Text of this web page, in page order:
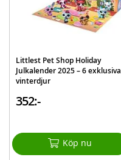
Littlest Pet Shop Holiday
Julkalender 2025 – 6 exklusiva
vinterdjur
352:-
Köp nu